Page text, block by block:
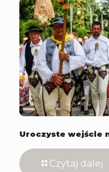
Uroczyste wejście
Czytaj dalej